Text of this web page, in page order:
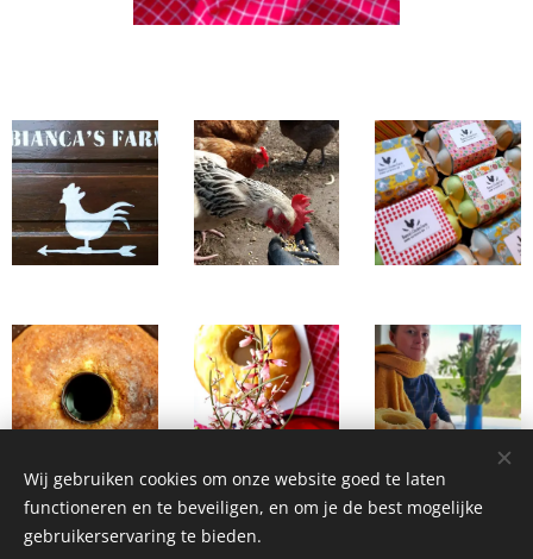
Wij gebruiken cookies om onze website goed te laten
functioneren en te beveiligen, en om je de best mogelijke
gebruikerservaring te bieden.